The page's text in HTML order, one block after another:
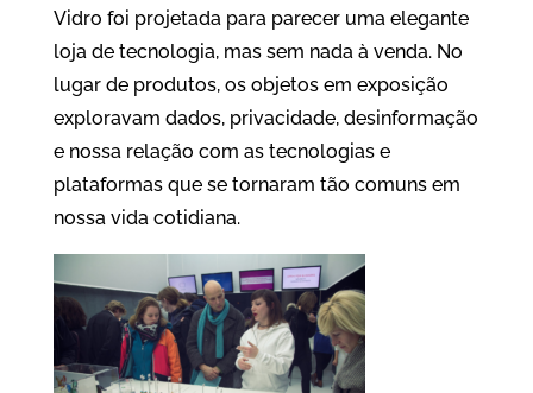
Vidro foi projetada para parecer uma elegante
loja de tecnologia, mas sem nada à venda. No
lugar de produtos, os objetos em exposição
exploravam dados, privacidade, desinformação
e nossa relação com as tecnologias e
plataformas que se tornaram tão comuns em
nossa vida cotidiana.